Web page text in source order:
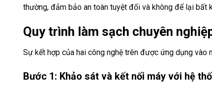
thường, đảm bảo an toàn tuyệt đối và không để lại
Quy trình làm sạch chuyên
Sự kết hợp của hai công nghệ trên được ứng dụng vào
Bước 1: Khảo sát và kết nối máy với hệ